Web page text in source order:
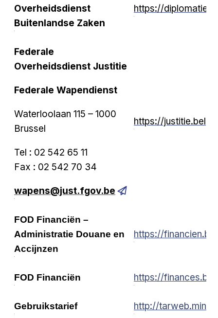
Overheidsdienst
Buitenlandse Zaken
https://
Federale
Overheidsdienst Justitie
Federale Wapendienst
Waterloolaan 115 – 1000
Brussel
Tel : 02 542 65 11
Fax : 02 542 70 34
wapens@just.fgov.be
https://
FOD Financiën –
Administratie Douane en
Accijnzen
https://
FOD Financiën https://
Gebruikstarief http://